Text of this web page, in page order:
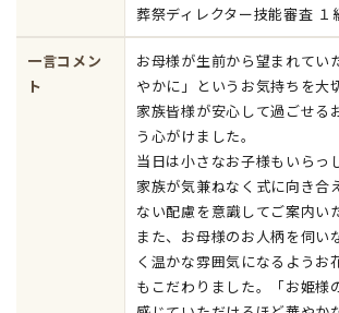
葬祭ディレクター技能審査 １
一言コメン
ト
お母様が生前から望まれてい
やかに」というお気持ちを大
家族皆様が安心して過ごせる
う心がけました。
当日は小さなお子様もいらっ
家族が気兼ねなく式に向き合
ない配慮を意識してご案内い
また、お母様のお人柄を伺い
く温かな雰囲気になるようお
もこだわりました。「お姫様